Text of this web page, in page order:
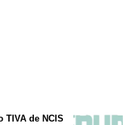
de NCIS